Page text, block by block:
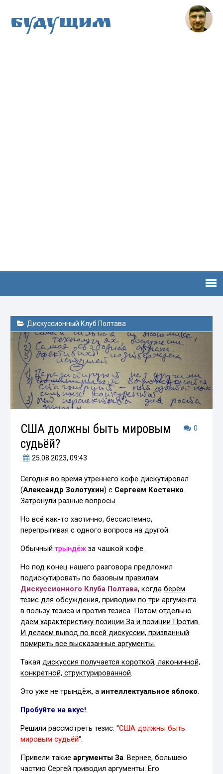
Будущим
Дискуссионный Клуб Полтава
0
США должны быть мировым
судьёй?
25.08.2023, 09:43
Сегодня во время утреннего кофе дискутировал
(Александр Золотухин) с Сергеем Костенко.
Затронули разные вопросы.
Но всё как-то хаотично, бессистемно,
перепрыгивая с одного вопроса на другой.
Обычныйтрындёж за чашкой кофе.
Но под конец нашего разговора предложил
подискутировать по базовым правилам
Дискуссионного Клуба Полтава, когдаберём
тезис для обсуждения, приводим по три аргумента
в пользу тезиса и против тезиса. Потом отдельно
даём характеристику позиции За и позиции Против.
И делаем вывод по всей дискуссии, призванный
помирить все высказанные аргументы.
Такаядискуссия получается короткой, лаконичной,
конкретной, структурированной.
Это уже не трындёж, а интеллектуальное яблоко.
Пробуйте на вкус!
Решили рассмотреть тезис: “США должны быть
мировым судьёй“.
Привели такиеаргументы За. Вернее, большею
частию Сергей приводил аргументы. Его